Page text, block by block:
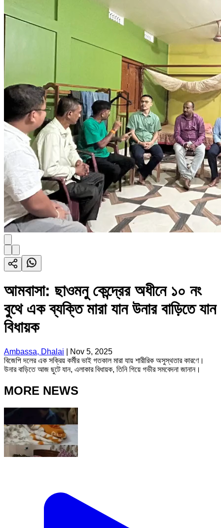
আমবাসা: ছাওমনু কেন্দ্রের অধীনে ১০ নং
বুথে এক ব্যক্তি মারা যান উনার বাড়িতে যান
বিধায়ক
Ambassa, Dhalai
Nov 5, 2025
বিজেপি দলের এক সক্রিয় কর্মীর ভাই গতকাল মারা যায় শারীরিক অসুস্থতার কারণে।
উনার বাড়িতে আজ ছুটে যান, এলাকার বিধায়ক, তিনি গিয়ে গভীর সমবেদনা জানান।
MORE NEWS